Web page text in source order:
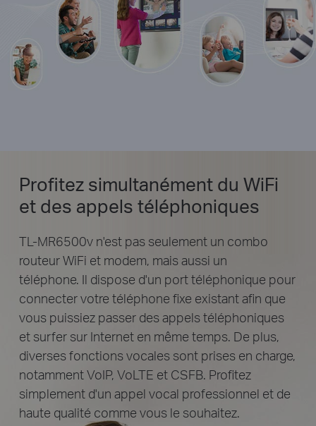
Profitez simultanément du WiFi
et des appels téléphoniques
TL-MR6500v n'est pas seulement un combo
routeur WiFi et modem, mais aussi un
téléphone. Il dispose d'un port téléphonique pour
connecter votre téléphone fixe existant afin que
vous puissiez passer des appels téléphoniques
et surfer sur Internet en même temps. De plus,
diverses fonctions vocales sont prises en charge,
notamment VoIP, VoLTE et CSFB. Profitez
simplement d'un appel vocal professionnel et de
haute qualité comme vous le souhaitez.